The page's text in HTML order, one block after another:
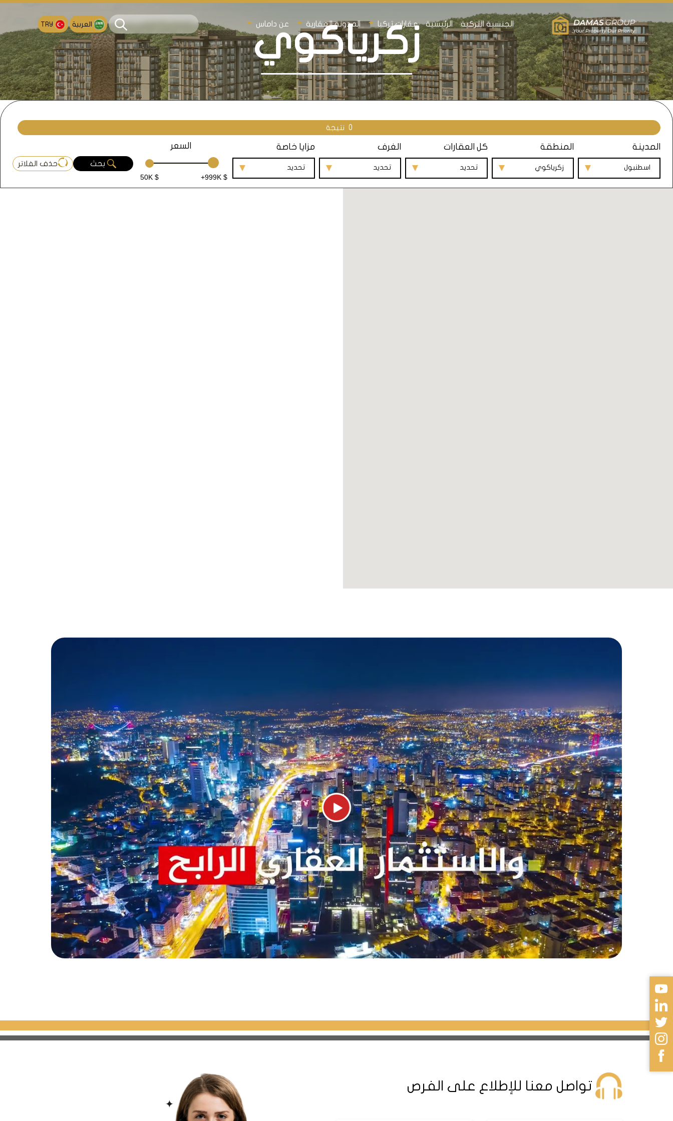
الجنسية التركية الرئيسية عقارات تركيا المدونة العقارية عن داماس العربية TRY زكرياكوي
0 نتيجة
المدينة
اسطنبول
المنطقة
زكرياكوي
كل العقارات
تحديد
الغرف
تحديد
مزايا خاصة
تحديد
السعر
50K $ +999K $
بحث حذف الفلاتر
تواصل معنا للإطلاع على الفرص